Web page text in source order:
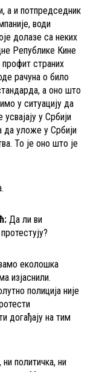
а и потпредседник
води
долазе са неких
Републике Кине
страних
рачуна о било
а оно што
у ситуацију да
у Србији
да уложе у Србији
То је оно што је
Да ли ви
еколошка
изјаснили.
полиција није
догађају на тим
политичка, ни